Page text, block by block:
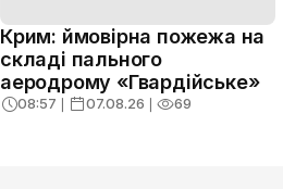
Крим: ймовірна пожежа на
складі пального
аеродрому «Гвардійське»
08:57 ❘ 07.08.26 ❘ 69